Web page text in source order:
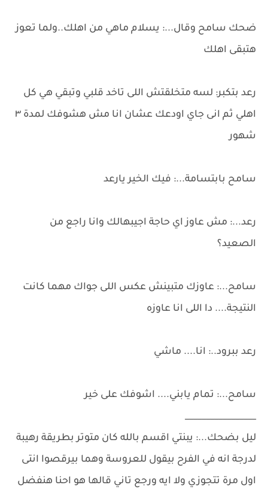
ضحك سامح وقال...: يسلام ماهي من اهلك..ولما تعوز
هتبقى اهلك
رعد بتكبر: لسه متخلقتش اللى تاخد قلبي وتبقي هي كل
اهلي ثم انى جاي اودعك عشان انا مش هشوفك لمدة ٣
شهور
سامح بابتسامة...: فيك الخير يارعد
رعد...: مش عاوز اي حاجة اجيبهالك وانا راجع من
الصعيد؟
سامح...: عاوزك متبينش عكس اللى جواك مهما كانت
النتيجة.... دا اللى انا عاوزه
رعد ببرود..: انا.... ماشي
سامح...: تمام يابني.... اشوفك على خير
_________________
ليل بضحك...: يبنتي اقسم بالله كان متوتر بطريقة رهيبة
لدرجة انه في الفرح بيقول للعروسة وهما بيرقصوا انتى
اول مرة تتجوزي ولا ايه ورجع تاني قالها هو احنا هنفضل